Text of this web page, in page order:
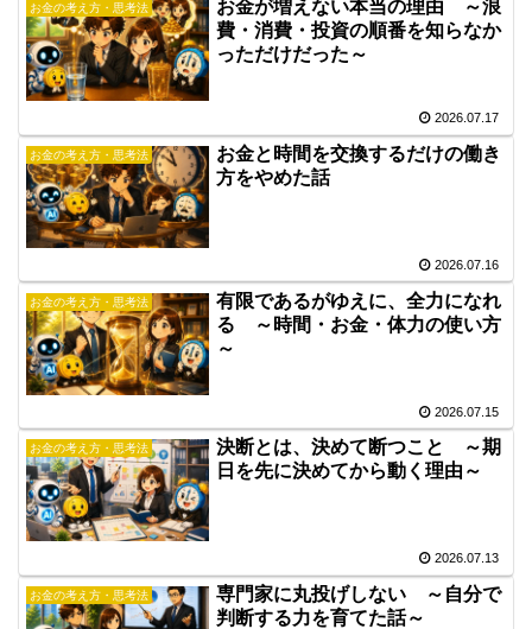
お金の考え方・思考法
お金が増えない本当の理由 ～浪
費・消費・投資の順番を知らなか
っただけだった～
2026.07.17
お金の考え方・思考法
お金と時間を交換するだけの働き
方をやめた話
2026.07.16
お金の考え方・思考法
有限であるがゆえに、全力になれ
る ～時間・お金・体力の使い方
～
2026.07.15
お金の考え方・思考法
決断とは、決めて断つこと ～期
日を先に決めてから動く理由～
2026.07.13
お金の考え方・思考法
専門家に丸投げしない ～自分で
判断する力を育てた話～